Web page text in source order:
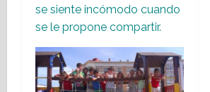
se siente incómodo cuando
se le propone compartir.